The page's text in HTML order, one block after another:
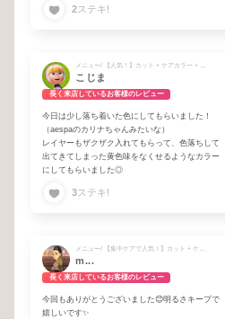
2ステキ!
こじま
長く来店しているお客様のレビュー
今日は少し落ち着いた色にしてもらいました！
（aespaのカリナちゃんみたいな）
レイヤーもザクザク入れてもらって、色落ちして
出てきてしまった黄色味をなくせるようなカラー
にしてもらいました◎
3ステキ!
m...
長く来店しているお客様のレビュー
今回もありがとうございました😊明るさキープで
嬉しいです✨